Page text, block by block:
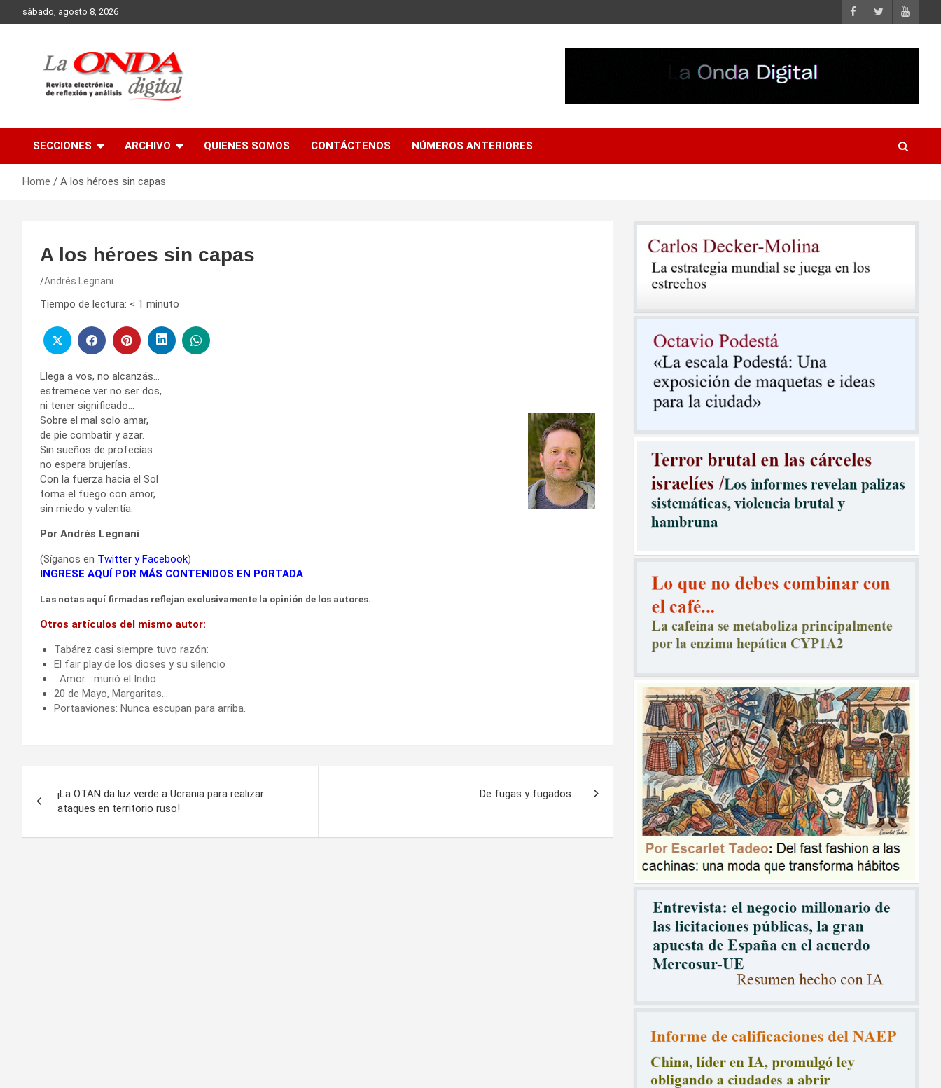
to
sábado, agosto 8, 2026
SECCIONES ARCHIVO QUIENES SOMOS CONTÁCTENOS NÚMEROS ANTERIORES
Home A los héroes sin capas
A los héroes sin capas
Andrés Legnani
Tiempo de lectura: < 1 minuto
Llega a vos, no alcanzás…
estremece ver no ser dos,
ni tener significado…
Sobre el mal solo amar,
de pie combatir y azar.
Sin sueños de profecías
no espera brujerías.
Con la fuerza hacia el Sol
toma el fuego con amor,
sin miedo y valentía.
Por Andrés Legnani
(Síganos en Twitter yFacebook)
INGRESE AQUÍ POR MÁS CONTENIDOS EN PORTADA
Las notas aquí firmadas reflejan exclusivamente la opinión de los autores.
Otros artículos del mismo autor:
Tabárez casi siempre tuvo razón:
El fair play de los dioses y su silencio
Amor… murió el Indio
20 de Mayo, Margaritas…
Portaaviones: Nunca escupan para arriba.
de
entradas
¡La OTAN da luz verde a Ucrania para realizar
ataques en territorio ruso!
De fugas y fugados…